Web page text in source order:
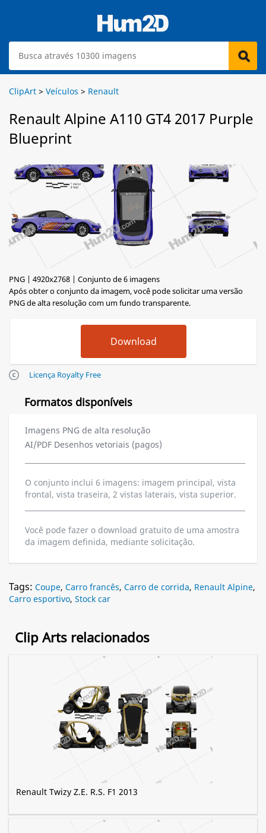
ClipArt > Veículos > Renault
Renault Alpine A110 GT4 2017 Purple
Blueprint
PNG | 4920x2768 | Conjunto de 6 imagens
Após obter o conjunto da imagem, você pode solicitar uma versão
PNG de alta resolução com um fundo transparente.
Licença Royalty Free
Formatos disponíveis
Imagens PNG de alta resolução
AI/PDF Desenhos vetoriais (pagos)
O conjunto inclui 6 imagens: imagem principal, vista
frontal, vista traseira, 2 vistas laterais, vista superior.
Você pode fazer o download gratuito de uma amostra
da imagem definida, mediante solicitação.
Tags: Coupe, Carro francês, Carro de corrida, Renault Alpine,
Carro esportivo, Stock car
Clip Arts relacionados
Renault Twizy Z.E. R.S. F1 2013